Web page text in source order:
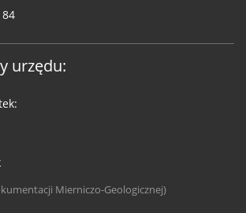
urzędu:
Mierniczo-Geologicznej)